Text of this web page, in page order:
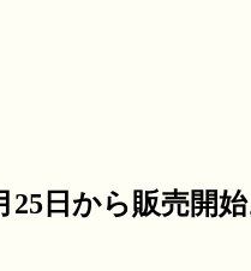
25日から販売開